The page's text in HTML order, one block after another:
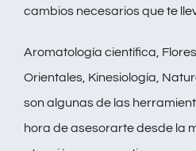
cambios necesarios que te
Aromatología científica,
Orientales, Kinesiología,
son algunas de las
hora de asesorarte desde la